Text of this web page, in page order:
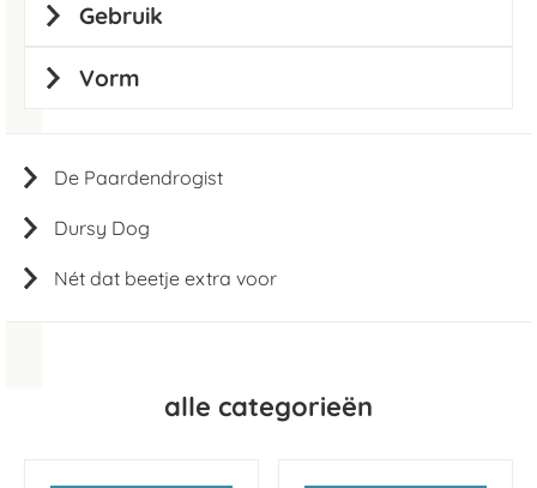
alle categorieën
De Paardendrogist
Dursy Dog
Nét dat beetje extra voor
Gebruik
Vorm